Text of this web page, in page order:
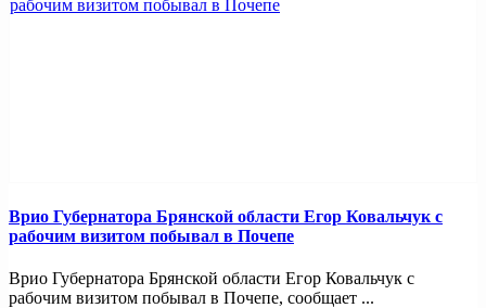
Врио Губернатора Брянской области Егор Ковальчук с
рабочим визитом побывал в Почепе
Врио Губернатора Брянской области Егор Ковальчук с
рабочим визитом побывал в Почепе, сообщает ...